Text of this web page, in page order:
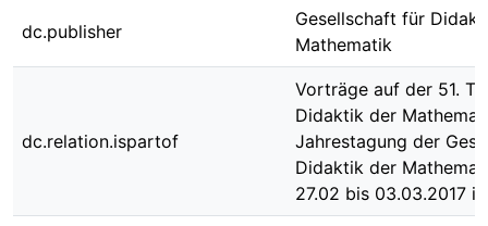
dc.publisher
Gesellschaft für
Mathematik
dc.relation.ispartof
Vorträge auf der 51.
Didaktik der
Jahrestagung der
Didaktik der
27.02 bis 03.03.2017